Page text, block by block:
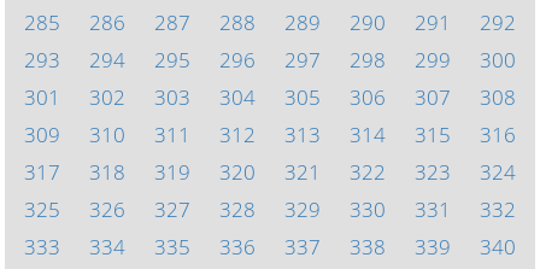
285
286 287 288 289 290 291
292
293
294 295 296 297 298 299
300
301
302 303 304 305 306 307
308
309
310 311 312 313 314 315
316
317
318 319 320 321 322 323
324
325
326 327 328 329 330 331
332
333
334 335 336 337 338 339
340